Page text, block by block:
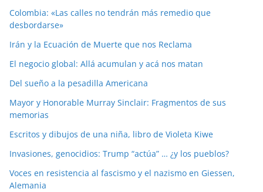
Colombia: «Las calles no tendrán más remedio que
desbordarse»
Irán y la Ecuación de Muerte que nos Reclama
El negocio global: Allá acumulan y acá nos matan
Del sueño a la pesadilla Americana
Mayor y Honorable Murray Sinclair: Fragmentos de sus
memorias
Escritos y dibujos de una niña, libro de Violeta Kiwe
Invasiones, genocidios: Trump “actúa” … ¿y los pueblos?
Voces en resistencia al fascismo y el nazismo en Giessen,
Alemania